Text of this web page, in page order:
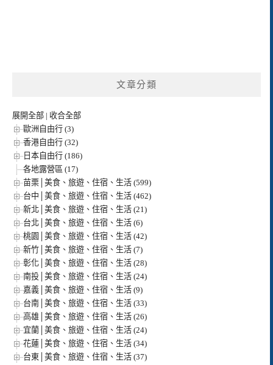
文章分類
展開全部 | 收合全部
歐洲自由行 (3)
香港自由行 (32)
日本自由行 (186)
各地露營區 (17)
苗栗│美食、旅遊、住宿、生活 (599)
台中│美食、旅遊、住宿、生活 (462)
新北│美食、旅遊、住宿、生活 (21)
台北│美食、旅遊、住宿、生活 (6)
桃園│美食、旅遊、住宿、生活 (42)
新竹│美食、旅遊、住宿、生活 (7)
彰化│美食、旅遊、住宿、生活 (28)
南投│美食、旅遊、住宿、生活 (24)
嘉義│美食、旅遊、住宿、生活 (9)
台南│美食、旅遊、住宿、生活 (33)
高雄│美食、旅遊、住宿、生活 (26)
宜蘭│美食、旅遊、住宿、生活 (24)
花蓮│美食、旅遊、住宿、生活 (34)
台東│美食、旅遊、住宿、生活 (37)